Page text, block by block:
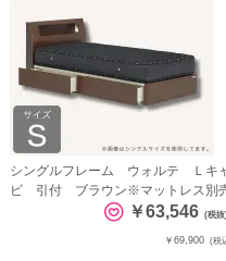
シングルフレーム ウォルテ Ｌキ
ビ 引付 ブラウン※マットレス別
￥63,546 (税
￥69,900 (税